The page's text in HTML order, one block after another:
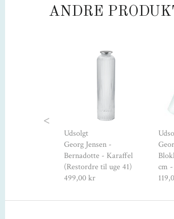
ANDRE
Udsolgt
Georg Jensen -
Bernadotte - Karaffel
(Restordre til uge 41)
499,00 kr
cm